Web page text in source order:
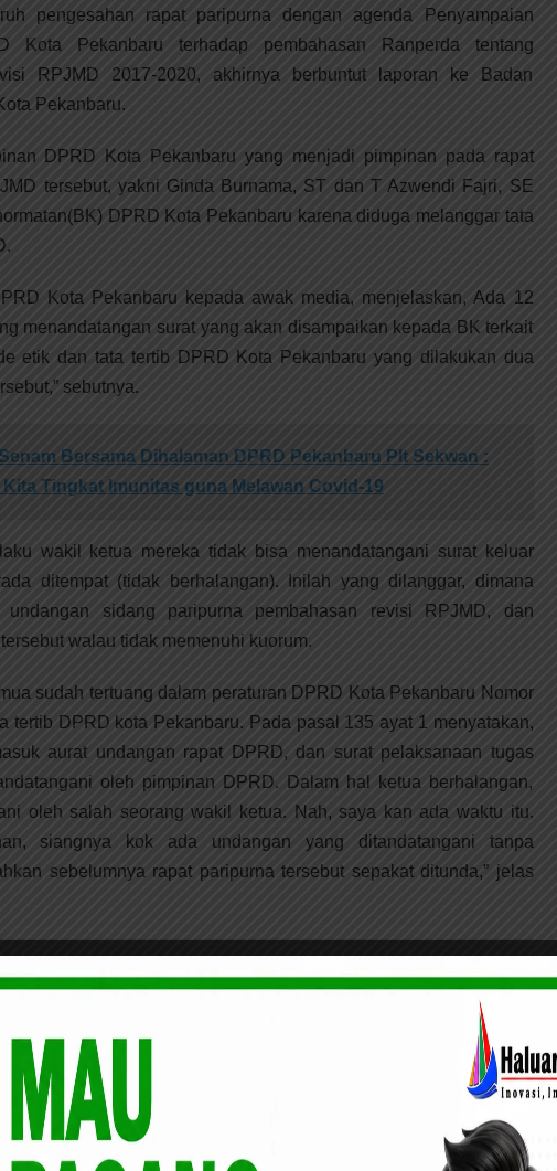
pengesahan rapat paripurna dengan agenda Penyampaian
Kota Pekanbaru terhadap pembahasan Ranperda tentang
RPJMD 2017-2020, akhirnya berbuntut laporan ke Badan
Pekanbaru.
DPRD Kota Pekanbaru yang menjadi pimpinan pada rapat
tersebut, yakni Ginda Burnama, ST dan T Azwendi Fajri, SE
DPRD Kota Pekanbaru karena diduga melanggar tata
Kota Pekanbaru kepada awak media, menjelaskan, Ada 12
menandatangan surat yang akan disampaikan kepada BK terkait
etik dan tata tertib DPRD Kota Pekanbaru yang dilakukan dua
sebutnya.
Senam Bersama Dihalaman DPRD Pekanbaru Plt Sekwan :
Tingkat Imunitas guna Melawan Covid-19
wakil ketua mereka tidak bisa menandatangani surat keluar
ditempat (tidak berhalangan). Inilah yang dilanggar, dimana
undangan sidang paripurna pembahasan revisi RPJMD, dan
walau tidak memenuhi kuorum.
sudah tertuang dalam peraturan DPRD Kota Pekanbaru Nomor
tertib DPRD kota Pekanbaru. Pada pasal 135 ayat 1 menyatakan,
aurat undangan rapat DPRD, dan surat pelaksanaan tugas
oleh pimpinan DPRD. Dalam hal ketua berhalangan,
oleh salah seorang wakil ketua. Nah, saya kan ada waktu itu.
siangnya kok ada undangan yang ditandatangani tanpa
sebelumnya rapat paripurna tersebut sepakat ditunda,” jelas
Sembako di Kelurahan Jadirejo dan Panti Asuhan
orang anggota DPRD Pekanbaru mengadukan masalah ini
buruk di tubuh lembaga negara tersebut. Dan selaku ketua
kepada BK untuk memproses pengaduan ini dengan cepat dan